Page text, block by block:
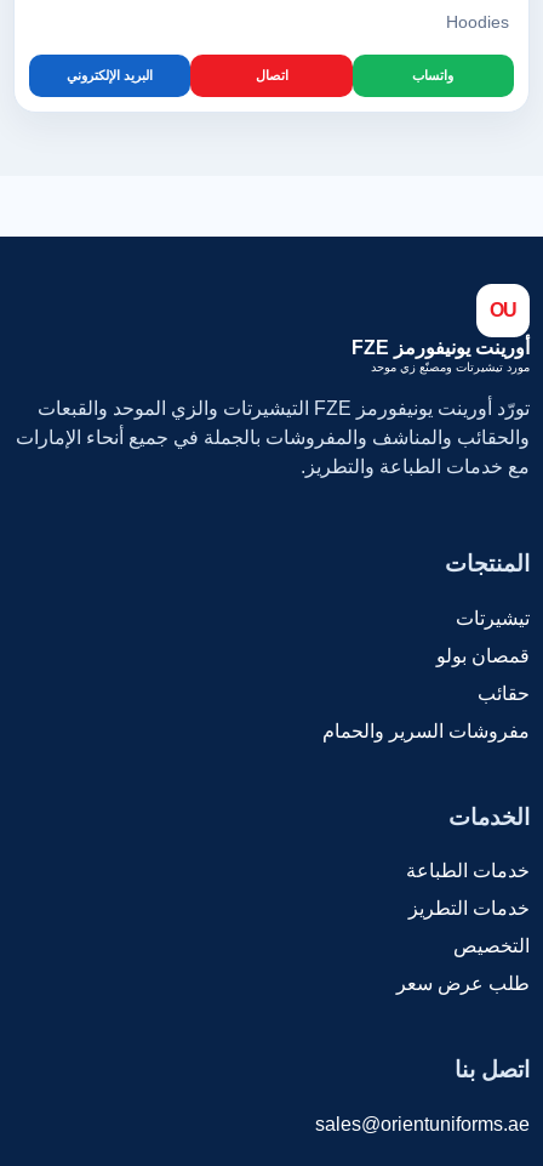
Hoodies
واتساب اتصال البريد الإلكتروني
OU
أورينت يونيفورمز FZE
مورد تيشيرتات ومصنّع زي موحد
تورّد أورينت يونيفورمز FZE التيشيرتات والزي الموحد والقبعات
والحقائب والمناشف والمفروشات بالجملة في جميع أنحاء الإمارات
مع خدمات الطباعة والتطريز.
المنتجات
تيشيرتات
قمصان بولو
حقائب
مفروشات السرير والحمام
الخدمات
خدمات الطباعة
خدمات التطريز
التخصيص
طلب عرض سعر
اتصل بنا
sales@orientuniforms.ae